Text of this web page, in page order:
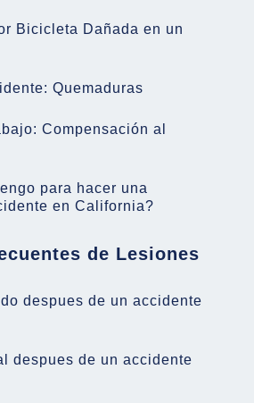
Bicicleta Dañada en un
Quemaduras
Compensación al
para hacer una
en California?
de Lesiones
despues de un accidente
despues de un accidente